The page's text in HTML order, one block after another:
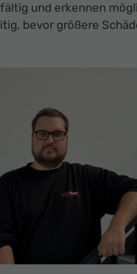
und erkennen
bevor größere